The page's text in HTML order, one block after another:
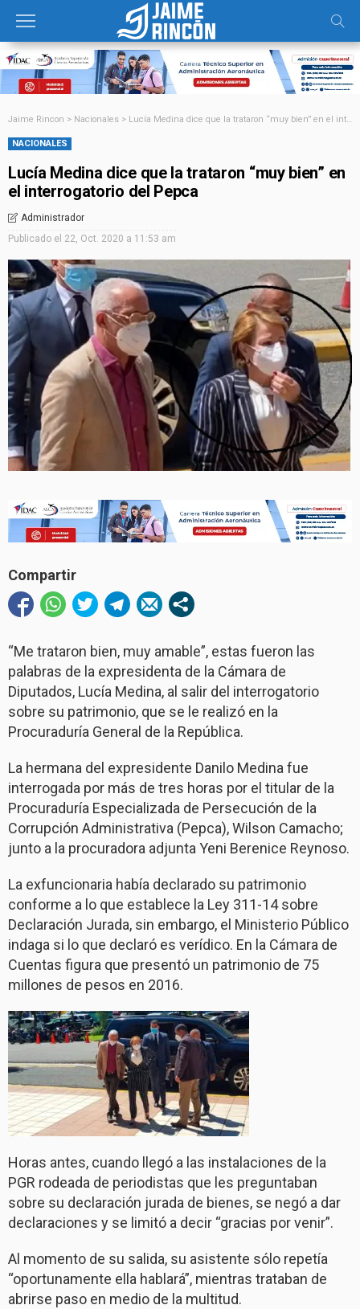
Jaime Rincon > Nacionales > Lucía Medina dice que la trataron “muy bien” en el interrogatorio del Pepca
NACIONALES
Lucía Medina dice que la trataron “muy bien” en
el interrogatorio del Pepca
Administrador
Publicado el 22, Oct. 2020 a 11:53 am
Compartir
“Me trataron bien, muy amable”, estas fueron las
palabras de la expresidenta de la Cámara de
Diputados, Lucía Medina, al salir del interrogatorio
sobre su patrimonio, que se le realizó en la
Procuraduría General de la República.
La hermana del expresidente Danilo Medina fue
interrogada por más de tres horas por el titular de la
Procuraduría Especializada de Persecución de la
Corrupción Administrativa (Pepca), Wilson Camacho;
junto a la procuradora adjunta Yeni Berenice Reynoso.
La exfuncionaria había declarado su patrimonio
conforme a lo que establece la Ley 311-14 sobre
Declaración Jurada, sin embargo, el Ministerio Público
indaga si lo que declaró es verídico. En la Cámara de
Cuentas figura que presentó un patrimonio de 75
millones de pesos en 2016.
Horas antes, cuando llegó a las instalaciones de la
PGR rodeada de periodistas que les preguntaban
sobre su declaración jurada de bienes, se negó a dar
declaraciones y se limitó a decir “gracias por venir”.
Al momento de su salida, su asistente sólo repetía
“oportunamente ella hablará”, mientras trataban de
abrirse paso en medio de la multitud.